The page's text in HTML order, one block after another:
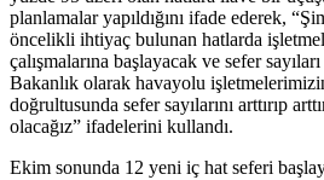
planlamalar yapıldığını ifade ederek,
öncelikli ihtiyaç bulunan hatlarda
çalışmalarına başlayacak ve sefer
Bakanlık olarak havayolu
doğrultusunda sefer sayılarını arttırıp
olacağız” ifadelerini kullandı.
Ekim sonunda 12 yeni iç hat seferi